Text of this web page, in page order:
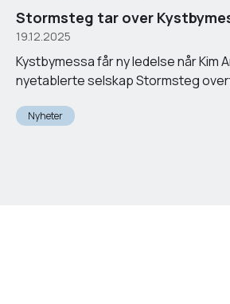
Stormsteg tar over
19.12.2025
Kystbymessa får ny ledelse når Kim
nyetablerte selskap Stormsteg
Nyheter